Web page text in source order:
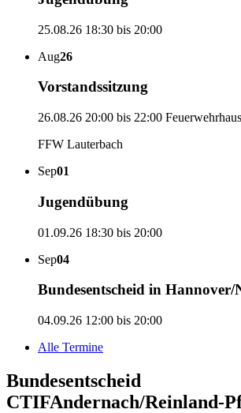
25.08.26 18:30 bis 20:00
Aug26
Vorstandssitzung
26.08.26 20:00 bis 22:00
FFW Lauterbach
Sep01
Jugendübung
01.09.26 18:30 bis 20:00
Sep04
Bundesentscheid in Hannover/
04.09.26 12:00 bis 20:00
Alle Termine
Bundesentscheid
CTIFAndernach/Reinland-